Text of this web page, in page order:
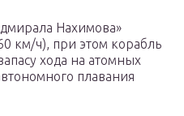
Нахимова»
км/ч), при этом корабль
хода на атомных
плавания